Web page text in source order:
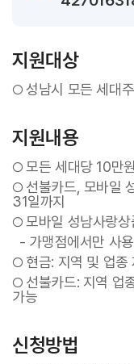
지원대상
○성남시 모든 세대주
지원내용
○모든 세대당 10만원
○ 선불카드, 모바일
31일까지
○모바일 성남사랑상
- 가맹점에서만 사
○ 현금: 지역 및 업종
○ 선불카드: 지역 업
가능
신청방법